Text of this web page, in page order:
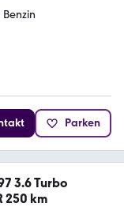
Benzin
Parken
250 km